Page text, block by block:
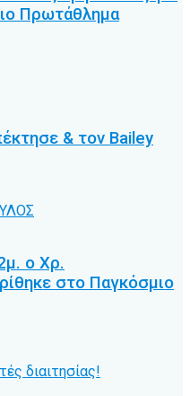
Πρωτάθλημα
& τον Bailey
ο Χρ.
στο Παγκόσμιο